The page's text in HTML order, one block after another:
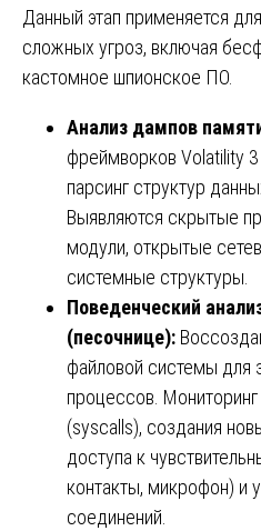
Данный этап применяется
сложных угроз, включая
кастомное шпионское ПО.
Анализ дампов
фреймворков Volatility 3
парсинг структур
Выявляются скрытые
модули, открытые
системные структуры.
Поведенческий
(песочнице):
файловой системы для
процессов.
(syscalls), создания
доступа к
контакты, микрофон) и
соединений.